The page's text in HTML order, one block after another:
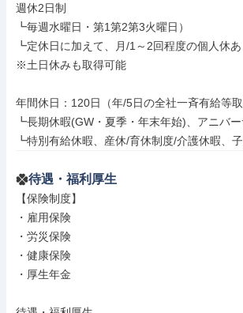
週休2日制
┗毎週水曜日・第1第2第3火曜日）
┗定休日に加えて、月/1～2回程度の個人休あ
※土日休みも取得可能
年間休日：120日（年/5日の全社一斉有給等取
┗長期休暇(GW・夏季・年末年始)、アニバ
┗特別有給休暇、産休/育休制度/介護休暇、
待遇・福利厚生
【保険制度】
・雇用保険
・労災保険
・健康保険
・厚生年金